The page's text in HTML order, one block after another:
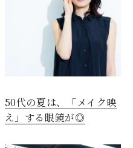
50代の夏は、「メイク映
え」する眼鏡が◎